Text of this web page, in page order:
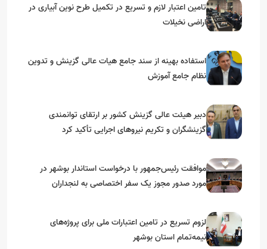
تامین اعتبار لازم و تسریع در تکمیل طرح نوین آبیاری در
اراضی نخیلات
استفاده بهینه از سند جامع هیات عالی گزینش و‌ تدوین
نظام جامع آموزش
دبیر هیئت عالی گزینش کشور بر ارتقای توانمندی
گزینشگران و تکریم نیروهای اجرایی تأکید کرد
موافقت رئیس‌جمهور با درخواست استاندار بوشهر در
مورد صدور مجوز یک سفر اختصاصی به لنجداران
لزوم تسریع در تامین اعتبارات ملی برای پروژه‌های
نیمه‌تمام استان بوشهر